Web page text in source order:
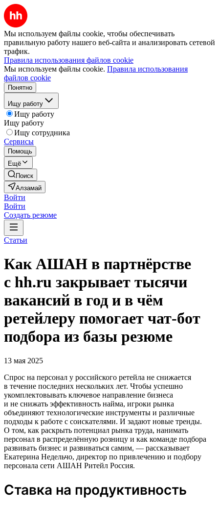
Мы используем файлы cookie, чтобы обеспечивать
правильную работу нашего веб-сайта и анализировать сетевой
трафик.
Правила использования файлов cookie
Мы используем файлы cookie. Правила использования
файлов cookie
Понятно
Ищу работу
Ищу работу
Ищу работу
Ищу сотрудника
Сервисы
Помощь
Ещё
Поиск
Алзамай
Войти
Войти
Создать резюме
Статьи
Как АШАН в партнёрстве
с hh.ru закрывает тысячи
вакансий в год и в чём
ретейлеру помогает чат-бот
подбора из базы резюме
13 мая 2025
Спрос на персонал у российского ретейла не снижается
в течение последних нескольких лет. Чтобы успешно
укомплектовывать ключевое направление бизнеса
и не снижать эффективность найма, игроки рынка
объединяют технологические инструменты и различные
подходы к работе с соискателями. И задают новые тренды.
О том, как раскрыть потенциал рынка труда, нанимать
персонал в распределённую розницу и как команде подбора
развивать бизнес и развиваться самим, — рассказывает
Екатерина Недельчо, директор по привлечению и подбору
персонала сети АШАН Ритейл Россия.
Ставка на продуктивность